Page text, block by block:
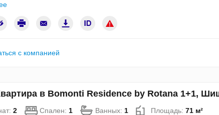
с компанией
в Bomonti Residence by Rotana 1+1,
2 Спален: 1 Ванных: 1 Площадь: 71 м²